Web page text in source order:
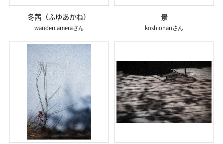
冬茜（ふゆあかね）
wandercamera
景
koshiohan